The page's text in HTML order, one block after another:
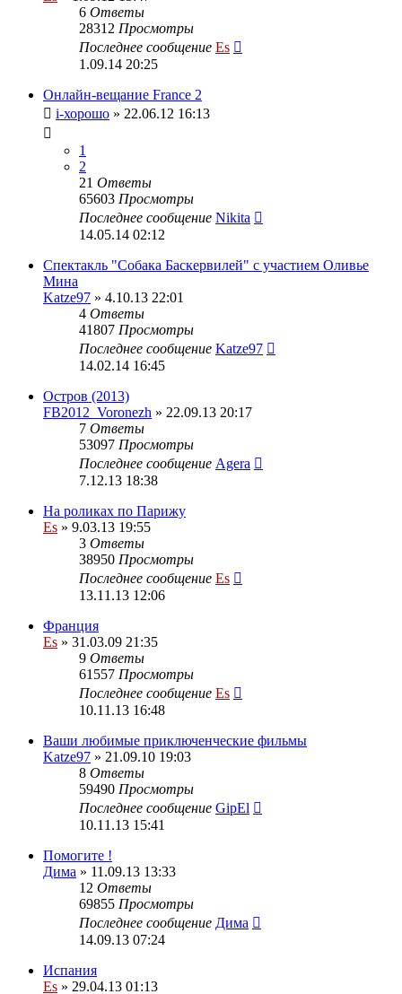
6 Ответы
28312 Просмотры
Последнее сообщение Es
1.09.14 20:25
Онлайн-вещание France 2
i-хорошо » 22.06.12 16:13
1
2
21 Ответы
65603 Просмотры
Последнее сообщение Nikita
14.05.14 02:12
Спектакль "Собака Баскервилей" с участием Оливье
Мина
Katze97 » 4.10.13 22:01
4 Ответы
41807 Просмотры
Последнее сообщение Katze97
14.02.14 16:45
Остров (2013)
FB2012_Voronezh » 22.09.13 20:17
7 Ответы
53097 Просмотры
Последнее сообщение Agera
7.12.13 18:38
На роликах по Парижу
Es » 9.03.13 19:55
3 Ответы
38950 Просмотры
Последнее сообщение Es
13.11.13 12:06
Франция
Es » 31.03.09 21:35
9 Ответы
61557 Просмотры
Последнее сообщение Es
10.11.13 16:48
Ваши любимые приключенческие фильмы
Katze97 » 21.09.10 19:03
8 Ответы
59490 Просмотры
Последнее сообщение GipEl
10.11.13 15:41
Помогите !
Дима » 11.09.13 13:33
12 Ответы
69855 Просмотры
Последнее сообщение Дима
14.09.13 07:24
Испания
Es » 29.04.13 01:13